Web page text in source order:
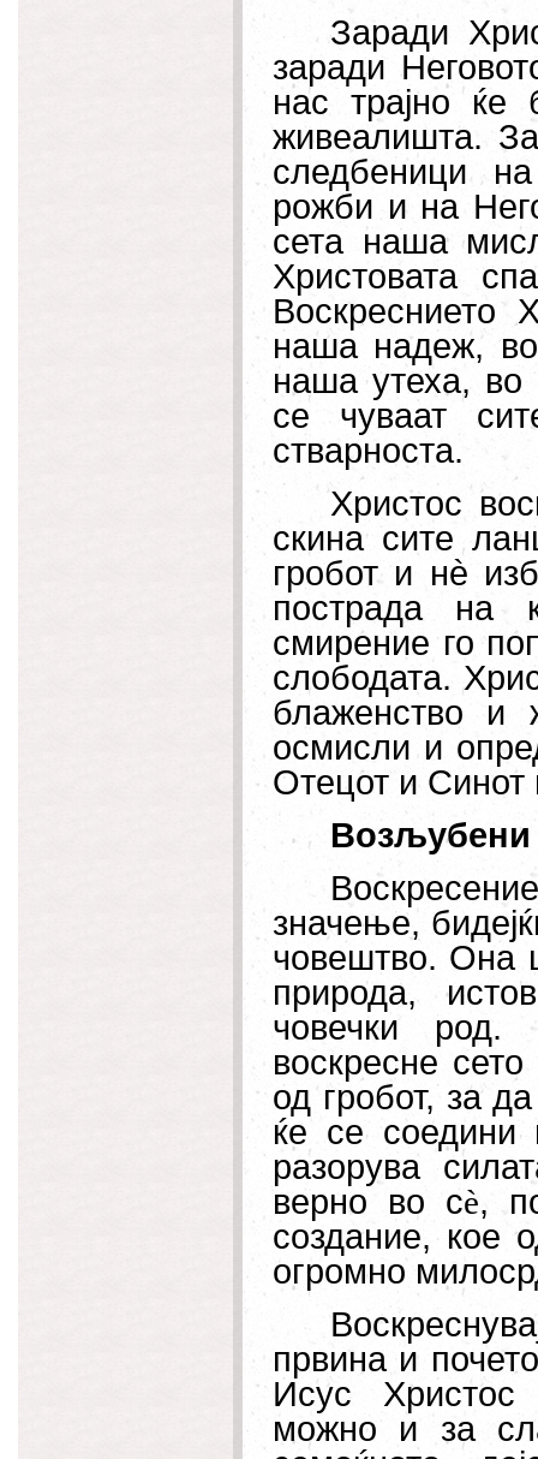
Заради
заради
нас трајно ќе
живеалишта.
следбеници
рожби и на
сета наша
Христовата
Воскреснието
наша надеж, во
наша утеха, во
се чуваат
стварноста.
Христос
скина сите
гробот и нè
пострада на
смирение го
слободата.
блаженство и
осмисли и
Отецот и Синот
Возљубени
значење,
човештво. Она
природа,
човечки род.
воскресне
од гробот, за
ќе се соедини
разорува
верно во сè,
создание, кое
огромно
првина и
Исус Христос
можно и за